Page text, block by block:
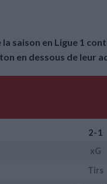
saison en Ligue 1
en dessous de leur
2-1
xG
Tirs